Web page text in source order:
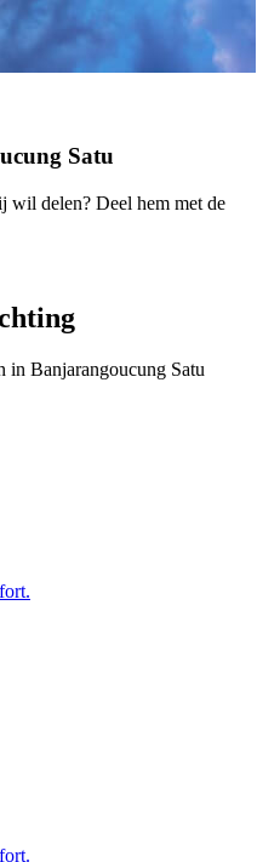
Satu
wil delen? Deel hem met de
in Banjarangoucung Satu